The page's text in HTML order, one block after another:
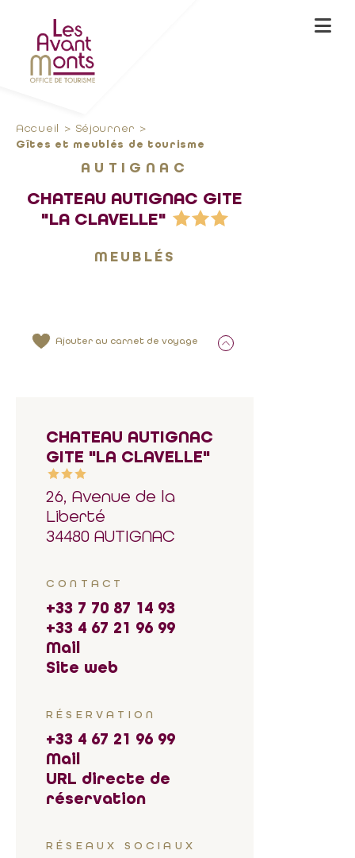
Accueil Séjourner
Gîtes et meublés de tourisme
AUTIGNAC
CHATEAU AUTIGNAC GITE
"LA CLAVELLE"
MEUBLÉS
Ajouter au carnet de voyage
CHATEAU AUTIGNAC
GITE "LA CLAVELLE"
26, Avenue de la
Liberté
34480 AUTIGNAC
CONTACT
+33 7 70 87 14 93
+33 4 67 21 96 99
Mail
Site web
RÉSERVATION
+33 4 67 21 96 99
Mail
URL directe de
réservation
RÉSEAUX SOCIAUX